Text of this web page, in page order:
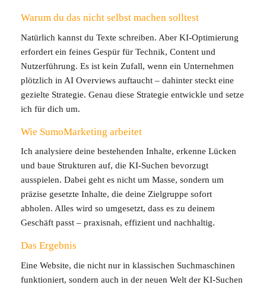
Warum du das nicht selbst machen solltest
Natürlich kannst du Texte schreiben. Aber KI-Optimierung
erfordert ein feines Gespür für Technik, Content und
Nutzerführung. Es ist kein Zufall, wenn ein Unternehmen
plötzlich in AI Overviews auftaucht – dahinter steckt eine
gezielte Strategie. Genau diese Strategie entwickle und setze
ich für dich um.
Wie SumoMarketing arbeitet
Ich analysiere deine bestehenden Inhalte, erkenne Lücken
und baue Strukturen auf, die KI-Suchen bevorzugt
ausspielen. Dabei geht es nicht um Masse, sondern um
präzise gesetzte Inhalte, die deine Zielgruppe sofort
abholen. Alles wird so umgesetzt, dass es zu deinem
Geschäft passt – praxisnah, effizient und nachhaltig.
Das Ergebnis
Eine Website, die nicht nur in klassischen Suchmaschinen
funktioniert, sondern auch in der neuen Welt der KI-Suchen